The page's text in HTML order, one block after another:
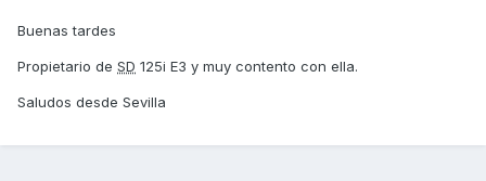
Buenas tardes
Propietario de SD 125i E3 y muy contento con ella.
Saludos desde Sevilla